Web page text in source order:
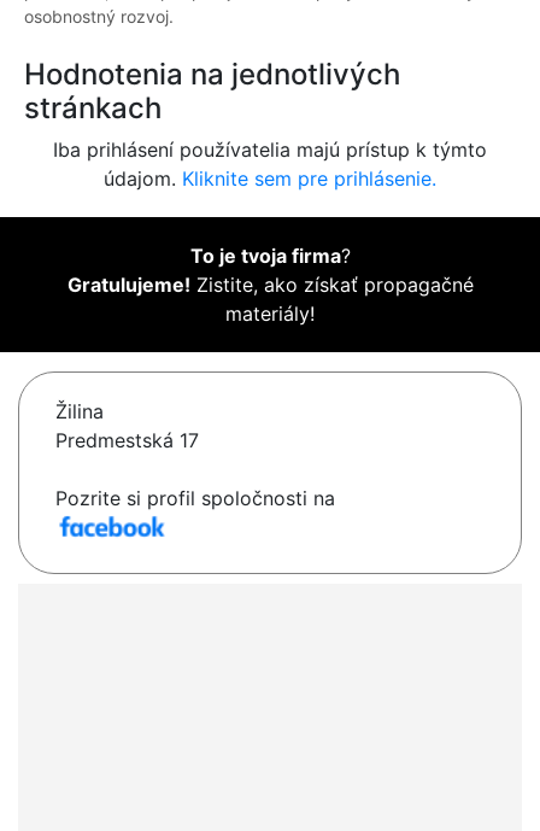
osobnostný rozvoj.
Hodnotenia na jednotlivých
stránkach
Iba prihlásení používatelia majú prístup k týmto
údajom. Kliknite sem pre prihlásenie.
To je tvoja firma?
Gratulujeme! Zistite, ako získať propagačné
materiály!
Žilina
Predmestská 17
Pozrite si profil spoločnosti na